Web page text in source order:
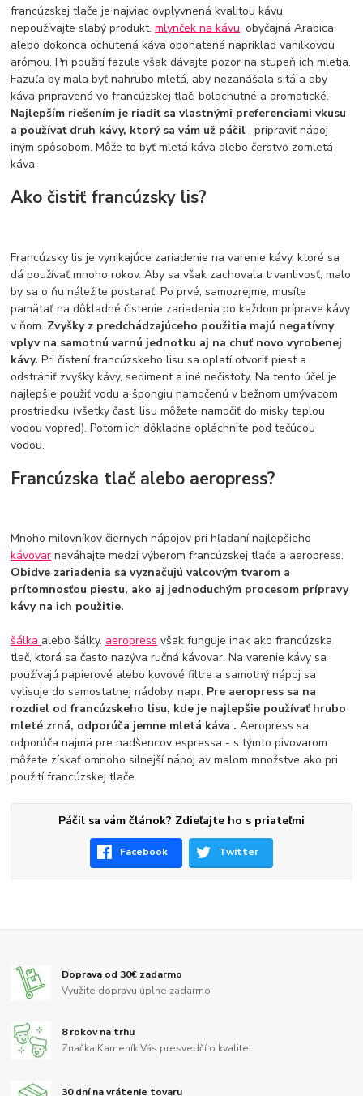
francúzskej tlače je najviac ovplyvnená kvalitou kávu,
nepoužívajte slabý produkt.mlynček na kávu, obyčajná Arabica
alebo dokonca ochutená káva obohatená napríklad vanilkovou
arómou. Pri použití fazule však dávajte pozor na stupeň ich mletia.
Fazuľa by mala byť nahrubo mletá, aby nezanášala sitá a aby
káva pripravená vo francúzskej tlači bolachutné a aromatické.
Najlepším riešením je riadiť sa vlastnými preferenciami vkusu
a používať druh kávy, ktorý sa vám už páčil, pripraviť nápoj
iným spôsobom. Môže to byť mletá káva alebo čerstvo zomletá
káva
Ako čistiť francúzsky lis?
Francúzsky lis je vynikajúce zariadenie na varenie kávy, ktoré sa
dá používať mnoho rokov. Aby sa však zachovala trvanlivosť, malo
by sa o ňu náležite postarať. Po prvé, samozrejme, musíte
pamätať na dôkladné čistenie zariadenia po každom príprave kávy
v ňom. Zvyšky z predchádzajúceho použitia majú negatívny
vplyv na samotnú varnú jednotku aj na chuť novo vyrobenej
kávy.Pri čistení francúzskeho lisu sa oplatí otvoriť piest a
odstrániť zvyšky kávy, sediment a iné nečistoty. Na tento účel je
najlepšie použiť vodu a špongiu namočenú v bežnom umývacom
prostriedku (všetky časti lisu môžete namočiť do misky teplou
vodou vopred). Potom ich dôkladne opláchnite pod tečúcou
vodou.
Francúzska tlač alebo aeropress?
Mnoho milovníkov čiernych nápojov pri hľadaní najlepšieho
kávovar neváhajte medzi výberom francúzskej tlače a aeropress.
Obidve zariadenia sa vyznačujú valcovým tvarom a
prítomnosťou piestu, ako aj jednoduchým procesom prípravy
kávy na ich použitie.
šálka alebo šálky. aeropress však funguje inak ako francúzska
tlač, ktorá sa často nazýva ručná kávovar. Na varenie kávy sa
používajú papierové alebo kovové filtre a samotný nápoj sa
vylisuje do samostatnej nádoby, napr. Pre aeropress sa na
rozdiel od francúzskeho lisu, kde je najlepšie používať hrubo
mleté zrná, odporúča jemne mletá káva .Aeropress sa
odporúča najmä pre nadšencov espressa - s týmto pivovarom
môžete získať omnoho silnejší nápoj av malom množstve ako pri
použití francúzskej tlače.
Páčil sa vám článok? Zdieľajte ho s priateľmi
Facebook Twitter
Doprava od 30€ zadarmo
Využite dopravu úplne zadarmo
8 rokov na trhu
Značka Kameník Vás presvedčí o kvalite
30 dní na vrátenie tovaru